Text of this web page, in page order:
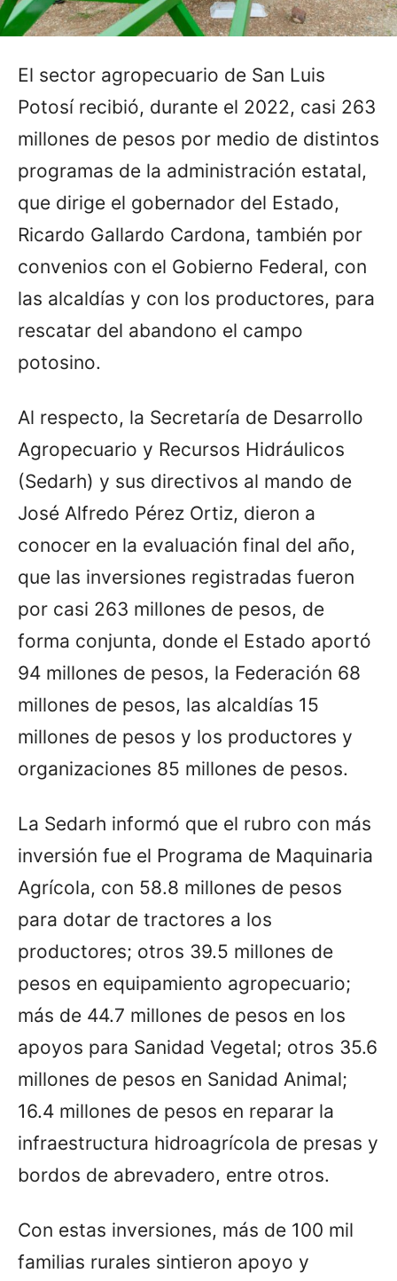
El sector agropecuario de San Luis
Potosí recibió, durante el 2022, casi 263
millones de pesos por medio de distintos
programas de la administración estatal,
que dirige el gobernador del Estado,
Ricardo Gallardo Cardona, también por
convenios con el Gobierno Federal, con
las alcaldías y con los productores, para
rescatar del abandono el campo
potosino.
Al respecto, la Secretaría de Desarrollo
Agropecuario y Recursos Hidráulicos
(Sedarh) y sus directivos al mando de
José Alfredo Pérez Ortiz, dieron a
conocer en la evaluación final del año,
que las inversiones registradas fueron
por casi 263 millones de pesos, de
forma conjunta, donde el Estado aportó
94 millones de pesos, la Federación 68
millones de pesos, las alcaldías 15
millones de pesos y los productores y
organizaciones 85 millones de pesos.
La Sedarh informó que el rubro con más
inversión fue el Programa de Maquinaria
Agrícola, con 58.8 millones de pesos
para dotar de tractores a los
productores; otros 39.5 millones de
pesos en equipamiento agropecuario;
más de 44.7 millones de pesos en los
apoyos para Sanidad Vegetal; otros 35.6
millones de pesos en Sanidad Animal;
16.4 millones de pesos en reparar la
infraestructura hidroagrícola de presas y
bordos de abrevadero, entre otros.
Con estas inversiones, más de 100 mil
familias rurales sintieron apoyo y